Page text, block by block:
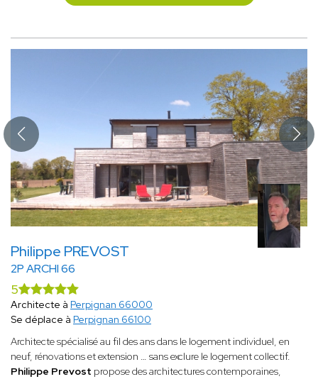
Philippe PREVOST
2P ARCHI 66
5
Architecte à Perpignan 66000
Se déplace à Perpignan 66100
Architecte spécialisé au fil des ans dans le logement individuel, en
neuf, rénovations et extension … sans exclure le logement collectif.
Philippe Prevost propose des architectures contemporaines,